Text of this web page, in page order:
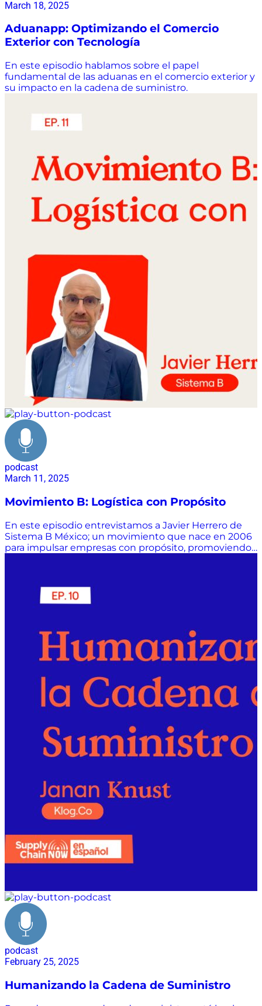
March 18, 2025
Aduanapp: Optimizando el Comercio
Exterior con Tecnología
En este episodio hablamos sobre el papel
fundamental de las aduanas en el comercio exterior y
su impacto en la cadena de suministro.
podcast
March 11, 2025
Movimiento B: Logística con Propósito
En este episodio entrevistamos a Javier Herrero de
Sistema B México; un movimiento que nace en 2006
para impulsar empresas con propósito, promoviendo
podcast
February 25, 2025
Humanizando la Cadena de Suministro